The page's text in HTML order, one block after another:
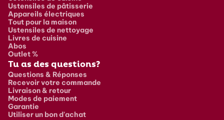
Ustensiles de pâtisserie
Appareils électriques
Tout pour la maison
Ustensiles de nettoyage
Livres de cuisine
Abos
Outlet %
Tu as des questions?
Questions & Réponses
Recevoir votre commande
Livraison & retour
Modes de paiement
Garantie
Utiliser un bon d'achat